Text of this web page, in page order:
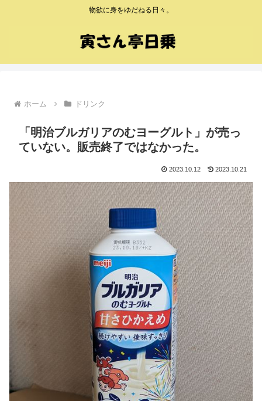
物欲に身をゆだねる日々。
ホーム ドリンク
「明治ブルガリアのむヨーグルト」が売っ
ていない。販売終了ではなかった。
2023.10.12 2023.10.21